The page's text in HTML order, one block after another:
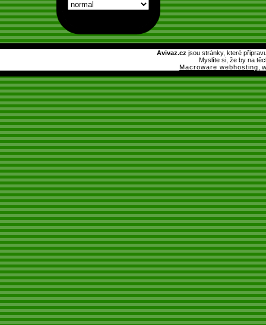
Avivaz.cz jsou stránky, které
Myslíte si, že by na
Macroware webhosting ,